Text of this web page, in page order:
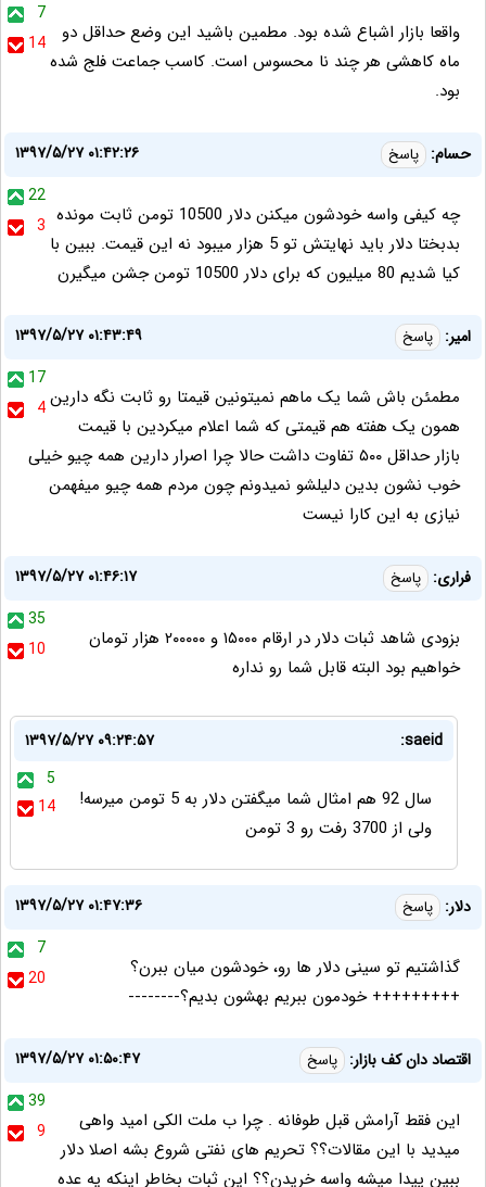
7
14
واقعا بازار اشباع شده بود. مطمین باشید این وضع حداقل دو
ماه کاهشی هر چند نا محسوس است. کاسب جماعت فلج شده
بود.
حسام: پاسخ
۱۳۹۷/۵/۲۷ ۰۱:۴۲:۲۶
22
3 چه کیفی واسه خودشون میکنن دلار 10500 تومن ثابت مونده
بدبختا دلار باید نهایتش تو 5 هزار میبود نه این قیمت. ببین با
کیا شدیم 80 میلیون که برای دلار 10500 تومن جشن میگیرن
امیر: پاسخ
۱۳۹۷/۵/۲۷ ۰۱:۴۳:۴۹
17
4مطمئن باش شما یک ماهم نمیتونین قیمتا رو ثابت نگه دارین
همون یک هفته هم قیمتی که شما اعلام میکردین با قیمت
بازار حداقل ۵۰۰ تفاوت داشت حالا چرا اصرار دارین همه چیو خیلی
خوب نشون بدین دلیلشو نمیدونم چون مردم همه چیو میفهمن
نیازی به این کارا نیست
فراری: پاسخ
۱۳۹۷/۵/۲۷ ۰۱:۴۶:۱۷
35
10
بزودی شاهد ثبات دلار در ارقام ۱۵۰۰۰ و ۲۰۰۰۰۰ هزار تومان
خواهیم بود البته قابل شما رو نداره
saeid:
۱۳۹۷/۵/۲۷ ۰۹:۲۴:۵۷
5
14
سال 92 هم امثال شما میگفتن دلار به 5 تومن میرسه!
ولی از 3700 رفت رو 3 تومن
دلار: پاسخ
۱۳۹۷/۵/۲۷ ۰۱:۴۷:۳۶
7
20
گذاشتیم تو سینی دلار ها رو، خودشون میان ببرن؟
+++++++++ خودمون ببریم بهشون بدیم؟--------
اقتصاد دان کف بازار: پاسخ
۱۳۹۷/۵/۲۷ ۰۱:۵۰:۴۷
39
9
این فقط آرامش قبل طوفانه . چرا ب ملت الکی امید واهی
میدید با این مقالات؟؟ تحریم های نفتی شروع بشه اصلا دلار
ببین پیدا میشه واسه خریدن؟؟ این ثبات بخاطر اینکه یه عده